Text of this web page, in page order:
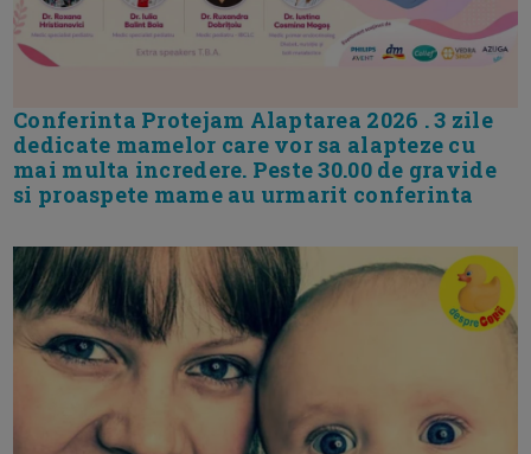
Conferinta Protejam Alaptarea 2026 . 3 zile
dedicate mamelor care vor sa alapteze cu
mai multa incredere. Peste 30.00 de gravide
si proaspete mame au urmarit conferinta